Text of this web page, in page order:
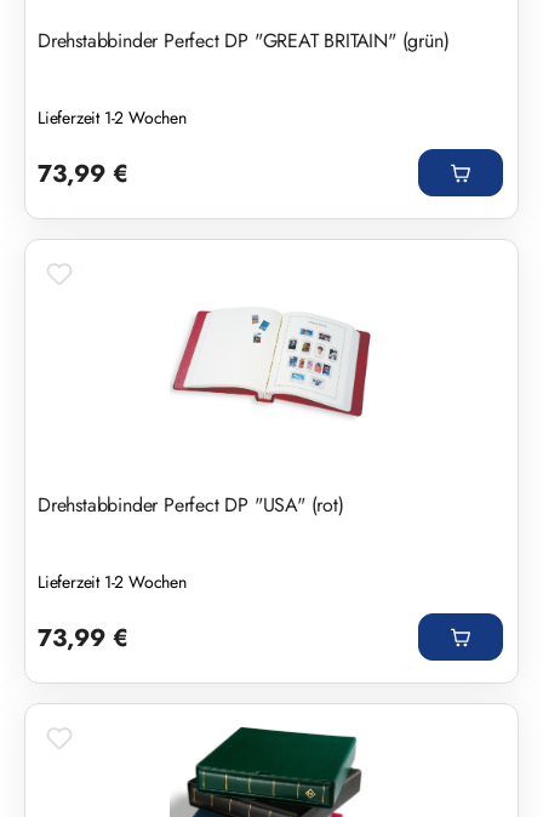
Drehstabbinder Perfect DP "GREAT BRITAIN" (grün)
Lieferzeit 1-2 Wochen
73,99 €
Drehstabbinder Perfect DP "USA" (rot)
Lieferzeit 1-2 Wochen
73,99 €